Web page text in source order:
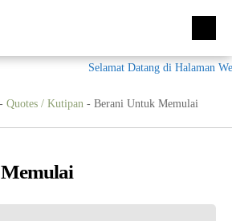
Selamat Datang di Halaman
Quotes / Kutipan- Berani Untuk Memulai